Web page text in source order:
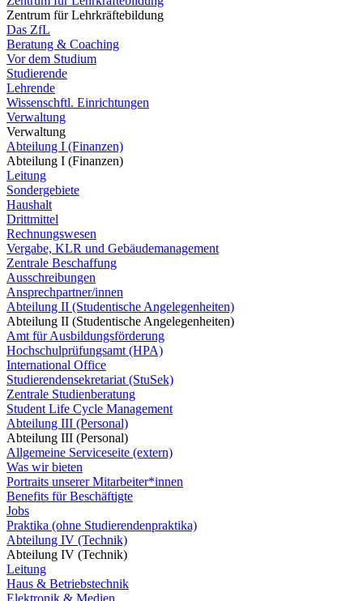
Zentrum für Lehrkräftebildung
Das ZfL
Beratung & Coaching
Vor dem Studium
Studierende
Lehrende
Wissenschftl. Einrichtungen
Verwaltung
Verwaltung
Abteilung I (Finanzen)
Abteilung I (Finanzen)
Leitung
Sondergebiete
Haushalt
Drittmittel
Rechnungswesen
Vergabe, KLR und Gebäudemanagement
Zentrale Beschaffung
Ausschreibungen
Ansprechpartner/innen
Abteilung II (Studentische Angelegenheiten)
Abteilung II (Studentische Angelegenheiten)
Amt für Ausbildungsförderung
Hochschulprüfungsamt (HPA)
International Office
Studierendensekretariat (StuSek)
Zentrale Studienberatung
Student Life Cycle Management
Abteilung III (Personal)
Abteilung III (Personal)
Allgemeine Serviceseite (extern)
Was wir bieten
Portraits unserer Mitarbeiter*innen
Benefits für Beschäftigte
Jobs
Praktika (ohne Studierendenpraktika)
Abteilung IV (Technik)
Abteilung IV (Technik)
Leitung
Haus & Betriebstechnik
Elektronik & Medien